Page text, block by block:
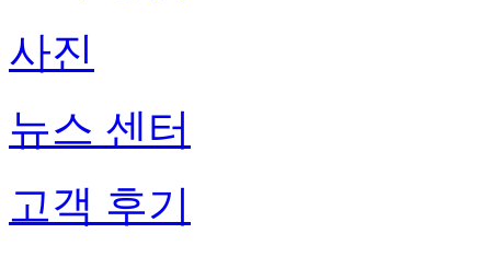
사진
뉴스 센터
고객 후기